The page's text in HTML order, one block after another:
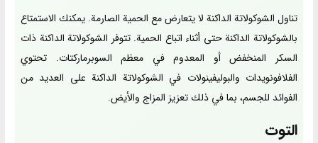
تناول الشوكولاتة الداكنة لا يتعارض مع الحمية الصارمة. يمكنك الاستمتاع
بالشوكولاتة الداكنة حتى أثناء اتباع الحمية. تتوفر الشوكولاتة الداكنة ذات
السكر المنخفض أو المعدوم في معظم السوبرماركتات. تحتوي
الفلافونويدات والبوليفينولات في الشوكولاتة الداكنة على العديد من
الفوائد للجسم، بما في ذلك تعزيز المزاج والأيض.
التوت